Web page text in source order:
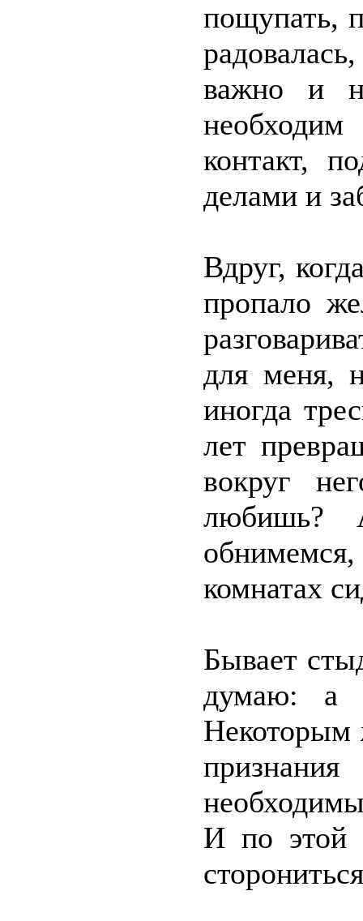
пощупать,
важно и
контакт,
делами и
Вдруг,
пропало
для меня,
иногда
лет
вокруг
любишь?
комнатах
Бывает
думаю: а
Некоторым
И по этой